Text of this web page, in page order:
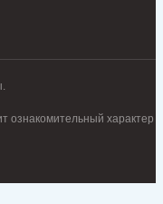
ознакомительный характер